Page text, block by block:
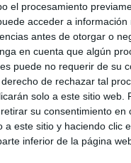
el procesamiento
acceder a información
antes de otorgar o
en cuenta que algún
puede no requerir de su
de rechazar tal
solo a este sitio web.
su consentimiento en
a este sitio y haciendo clic
inferior de la página
oficial, el
no ha
a los
Tablón Edictal Único
legislación
el 11 de mayo de
del SEPEen
identificados